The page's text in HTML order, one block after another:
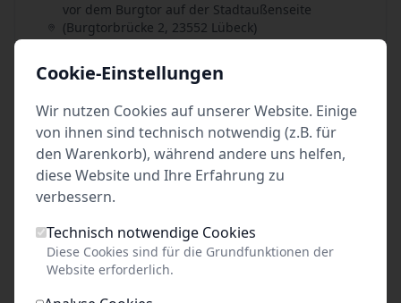
vor dem Burgtor auf der Stadtaußenseite
(Burgtorbrücke 2, 23552 Lübeck)
Lübeck
29Aug. 2026•Sa. 14:00
Unterhaltsam, informativ & authentisch
vor dem Burgtor auf der Stadtaußenseite
Lübeck
Tickets
Cookie-Einstellungen
Wir nutzen Cookies auf unserer Website. Einige
von ihnen sind technisch notwendig (z.B. für
den Warenkorb), während andere uns helfen,
diese Website und Ihre Erfahrung zu
verbessern.
Technisch notwendige Cookies
Diese Cookies sind für die Grundfunktionen der
Website erforderlich.